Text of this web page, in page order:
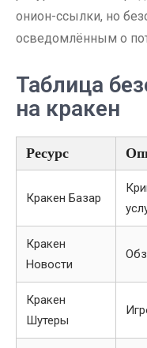
онион-ссылки, но
осведомлённым о
Таблица
на кракен
Ресурс
Кракен Базар
Кракен
Новости
Кракен
Шутеры